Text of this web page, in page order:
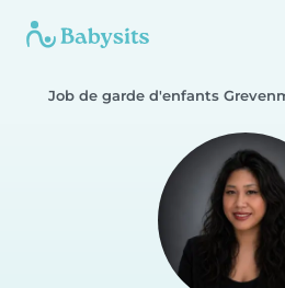
Job de garde d'enfants